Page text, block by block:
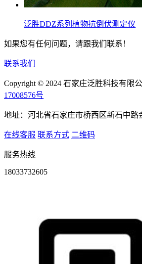
泛胜DDZ系列植物抗倒伏测定仪
如果您有任何问题，请跟我们联系！
联系我们
Copyright © 2024 石家庄泛胜科技有限
17008576号
地址：河北省石家庄市桥西区新石中路
在线客服 联系方式 二维码
服务热线
18033732605